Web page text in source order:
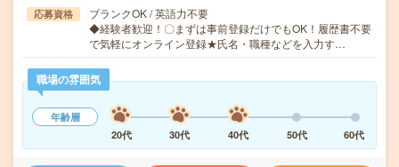
応募資格
ブランクOK / 英語力不要
◆経験者歓迎！〇まずは事前登録だけでもOK！履歴書不要
で気軽にオンライン登録★氏名・職種などを入力す…
職場の雰囲気
年齢層
20代
30代 40代 50代 60代